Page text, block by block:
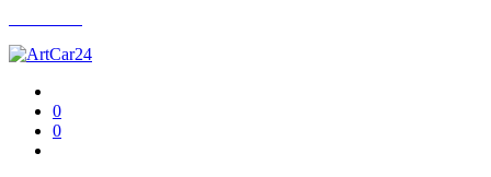
0
0